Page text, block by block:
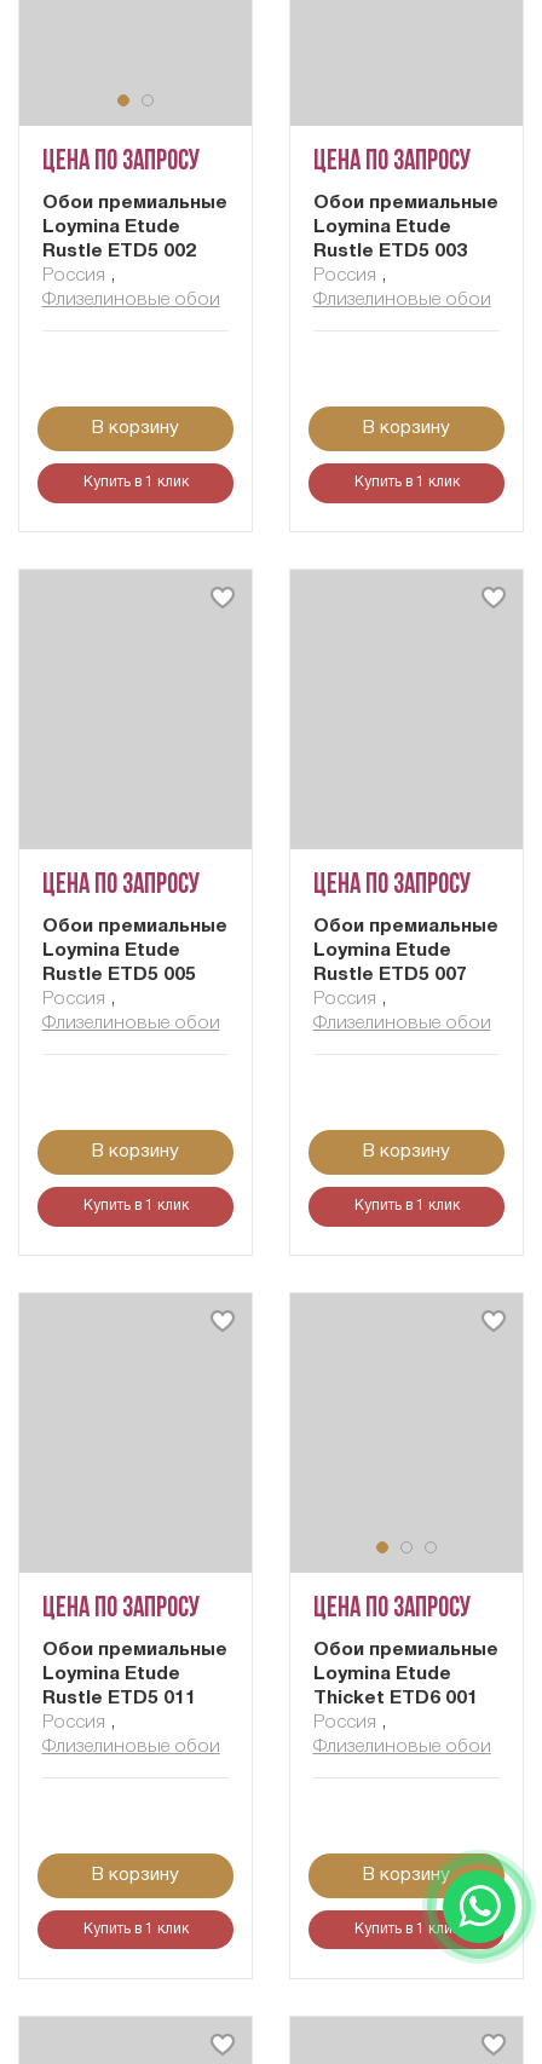
Цена по запросу
Обои премиальные
Loymina Etude
Rustle ETD5 002
Россия ,
Флизелиновые обои
В корзину
Купить в 1 клик
Цена по запросу
Обои премиальные
Loymina Etude
Rustle ETD5 003
Россия ,
Флизелиновые обои
В корзину
Купить в 1 клик
Цена по запросу
Обои премиальные
Loymina Etude
Rustle ETD5 005
Россия ,
Флизелиновые обои
В корзину
Купить в 1 клик
Цена по запросу
Обои премиальные
Loymina Etude
Rustle ETD5 007
Россия ,
Флизелиновые обои
В корзину
Купить в 1 клик
Цена по запросу
Обои премиальные
Loymina Etude
Rustle ETD5 011
Россия ,
Флизелиновые обои
В корзину
Купить в 1 клик
Цена по запросу
Обои премиальные
Loymina Etude
Thicket ETD6 001
Россия ,
Флизелиновые обои
В корзину
Купить в 1 клик